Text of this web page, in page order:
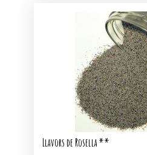
Llavors de Rosella **